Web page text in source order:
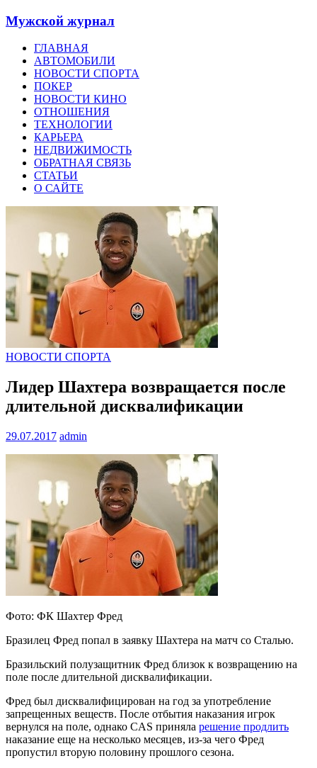
Мужской журнал
ГЛАВНАЯ
АВТОМОБИЛИ
НОВОСТИ СПОРТА
ПОКЕР
НОВОСТИ КИНО
ОТНОШЕНИЯ
ТЕХНОЛОГИИ
КАРЬЕРА
НЕДВИЖИМОСТЬ
ОБРАТНАЯ СВЯЗЬ
СТАТЬИ
О САЙТЕ
НОВОСТИ СПОРТА
Лидер Шахтера возвращается после
длительной дисквалификации
29.07.2017 admin
Фото: ФК Шахтер Фред
Бразилец Фред попал в заявку Шахтера на матч со Сталью.
Бразильский полузащитник Фред близок к возвращению на
поле после длительной дисквалификации.
Фред был дисквалифицирован на год за употребление
запрещенных веществ. После отбытия наказания игрок
вернулся на поле, однако CAS приняла решение продлить
наказание еще на несколько месяцев, из-за чего Фред
пропустил вторую половину прошлого сезона.